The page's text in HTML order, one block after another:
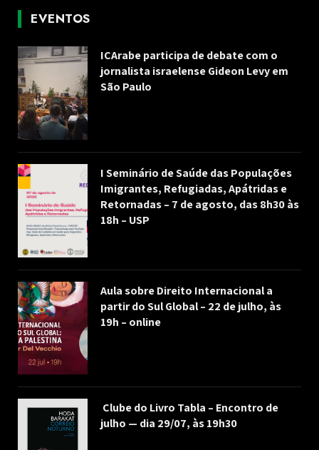
EVENTOS
ICArabe participa de debate com o
jornalista israelense Gideon Levy em
São Paulo
I Seminário de Saúde das Populações
Imigrantes, Refugiadas, Apátridas e
Retornadas – 7 de agosto, das 8h30 às
18h – USP
Aula sobre Direito Internacional a
partir do Sul Global – 22 de julho, às
19h – online
Clube do Livro Tabla – Encontro de
julho — dia 29/07, às 19h30